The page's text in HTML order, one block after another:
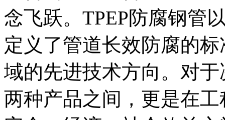
念飞跃。TPEP防腐钢管
定义了管道长效防腐的
域的先进技术方向。对
两种产品之间，更是在